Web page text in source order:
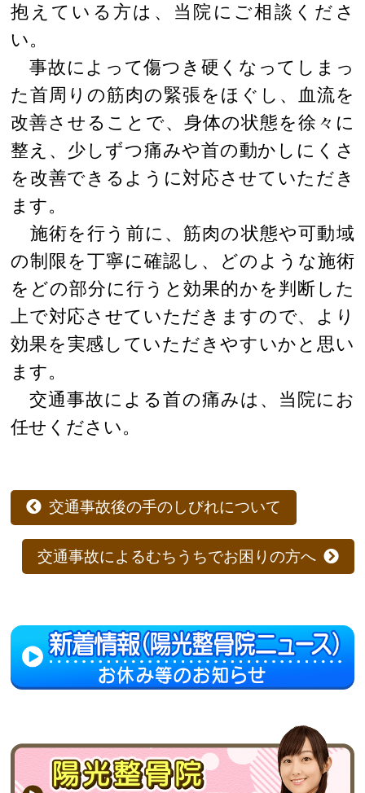
抱えている方は、当院にご相談くださ
い。
事故によって傷つき硬くなってしまっ
た首周りの筋肉の緊張をほぐし、血流を
改善させることで、身体の状態を徐々に
整え、少しずつ痛みや首の動かしにくさ
を改善できるように対応させていただき
ます。
施術を行う前に、筋肉の状態や可動域
の制限を丁寧に確認し、どのような施術
をどの部分に行うと効果的かを判断した
上で対応させていただきますので、より
効果を実感していただきやすいかと思い
ます。
交通事故による首の痛みは、当院にお
任せください。
交通事故後の手のしびれについて
交通事故によるむちうちでお困りの方へ